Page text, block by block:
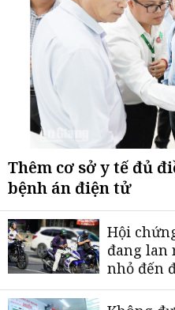
Thêm cơ sở y tế đủ
bệnh án điện tử
Hội
đang lan
nhỏ đến